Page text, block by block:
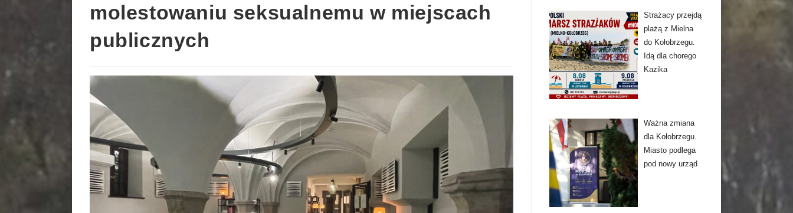
molestowaniu seksualnemu w miejscach
publicznych
Strażacy przejdą
plażą z Mielna
do Kołobrzegu.
Idą dla chorego
Kazika
Ważna zmiana
dla Kołobrzegu.
Miasto podlega
pod nowy urząd